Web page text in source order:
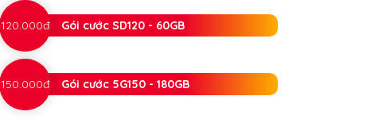
120.000đ Gói cước SD120 - 60GB
150.000đ Gói cước 5G150 - 180GB